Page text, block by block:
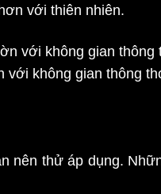
với thiên nhiên.
với không gian thông
nên thử áp dụng.